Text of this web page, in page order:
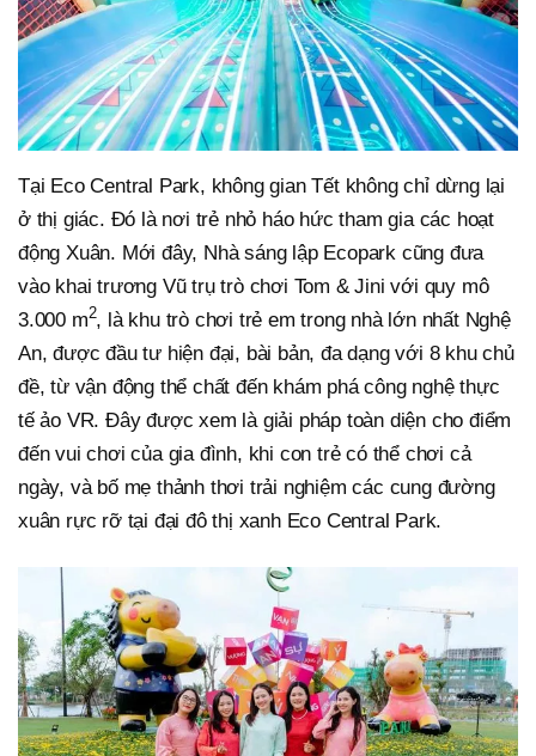
Tại Eco Central Park, không gian Tết không chỉ dừng lại
ở thị giác. Đó là nơi trẻ nhỏ háo hức tham gia các hoạt
động Xuân. Mới đây, Nhà sáng lập Ecopark cũng đưa
vào khai trương Vũ trụ trò chơi Tom & Jini với quy mô
3.000 m2, là khu trò chơi trẻ em trong nhà lớn nhất Nghệ
An, được đầu tư hiện đại, bài bản, đa dạng với 8 khu chủ
đề, từ vận động thể chất đến khám phá công nghệ thực
tế ảo VR. Đây được xem là giải pháp toàn diện cho điểm
đến vui chơi của gia đình, khi con trẻ có thể chơi cả
ngày, và bố mẹ thảnh thơi trải nghiệm các cung đường
xuân rực rỡ tại đại đô thị xanh Eco Central Park.